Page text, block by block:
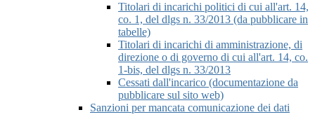
Titolari di incarichi politici di cui all'art. 14,
co. 1, del dlgs n. 33/2013 (da pubblicare in
tabelle)
Titolari di incarichi di amministrazione, di
direzione o di governo di cui all'art. 14, co.
1-bis, del dlgs n. 33/2013
Cessati dall'incarico (documentazione da
pubblicare sul sito web)
Sanzioni per mancata comunicazione dei dati